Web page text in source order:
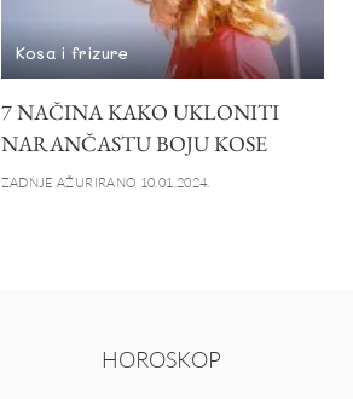
Kosa i frizure
7 NAČINA KAKO UKLONITI
NARANČASTU BOJU KOSE
ZADNJE AŽURIRANO 10.01.2024.
HOROSKOP